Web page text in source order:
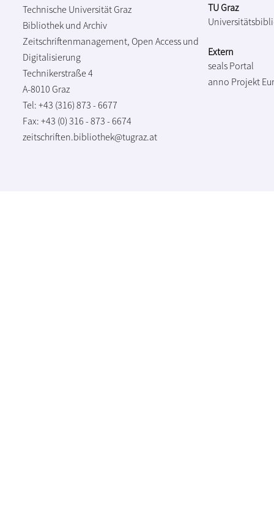
Technische Universität Graz
Bibliothek und Archiv
Zeitschriftenmanagement, Open Access und
Digitalisierung
Technikerstraße 4
A-8010 Graz
Tel: +43 (316) 873 - 6677
Fax: +43 (0) 316 - 873 - 6674
zeitschriften.bibliothek@tugraz.at
TU Graz
Extern
seals Portal
anno Projekt